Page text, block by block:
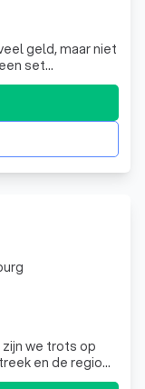
geld, maar niet
set
Kortom, een
goedkoper dan
we trots op
en de regio
we ons